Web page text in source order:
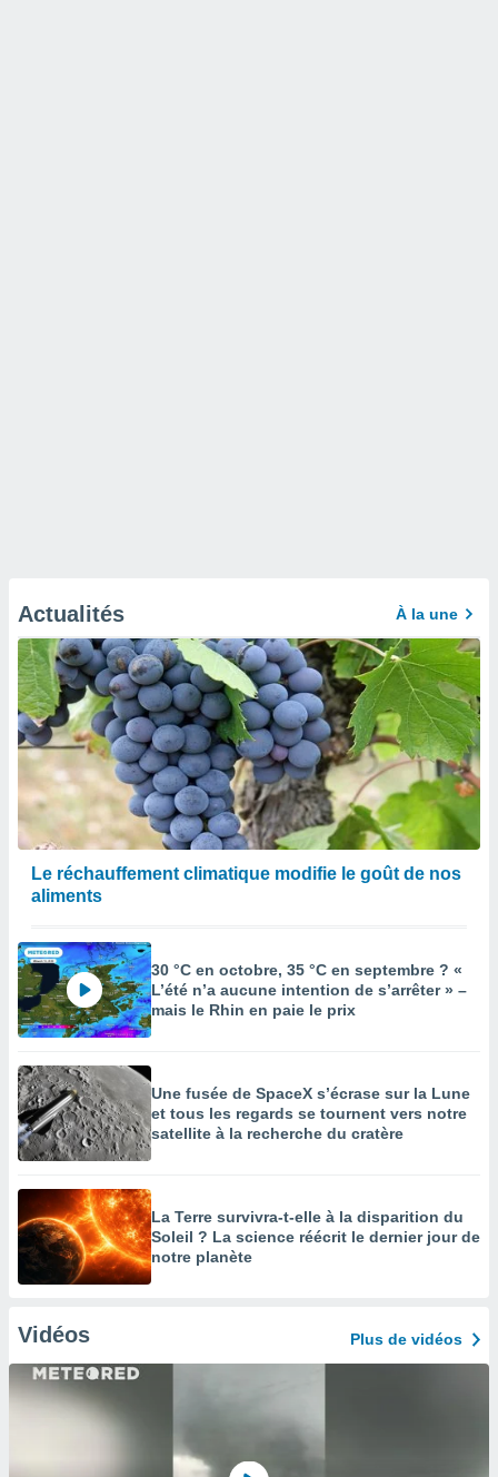
Actualités À la une
Le réchauffement climatique modifie le goût de nos
aliments
30 °C en octobre, 35 °C en septembre ? «
L’été n’a aucune intention de s’arrêter » –
mais le Rhin en paie le prix
Une fusée de SpaceX s’écrase sur la Lune
et tous les regards se tournent vers notre
satellite à la recherche du cratère
La Terre survivra-t-elle à la disparition du
Soleil ? La science réécrit le dernier jour de
notre planète
Vidéos Plus de vidéos